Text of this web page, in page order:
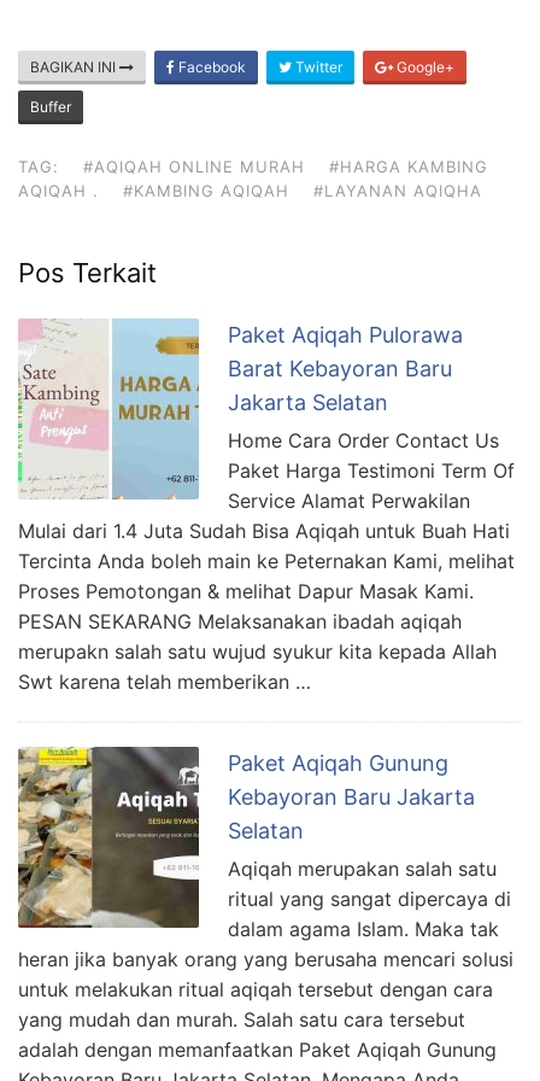
BAGIKAN INI Facebook Twitter Google+
Buffer
TAG: #AQIQAH ONLINE MURAH
#HARGA KAMBING
AQIQAH .
#KAMBING AQIQAH #LAYANAN AQIQHA
Pos Terkait
Paket Aqiqah Pulorawa
Barat Kebayoran Baru
Jakarta Selatan
Home Cara Order Contact Us
Paket Harga Testimoni Term Of
Service Alamat Perwakilan
Mulai dari 1.4 Juta Sudah Bisa Aqiqah untuk Buah Hati
Tercinta Anda boleh main ke Peternakan Kami, melihat
Proses Pemotongan & melihat Dapur Masak Kami.
PESAN SEKARANG Melaksanakan ibadah aqiqah
merupakn salah satu wujud syukur kita kepada Allah
Swt karena telah memberikan …
Paket Aqiqah Gunung
Kebayoran Baru Jakarta
Selatan
Aqiqah merupakan salah satu
ritual yang sangat dipercaya di
dalam agama Islam. Maka tak
heran jika banyak orang yang berusaha mencari solusi
untuk melakukan ritual aqiqah tersebut dengan cara
yang mudah dan murah. Salah satu cara tersebut
adalah dengan memanfaatkan Paket Aqiqah Gunung